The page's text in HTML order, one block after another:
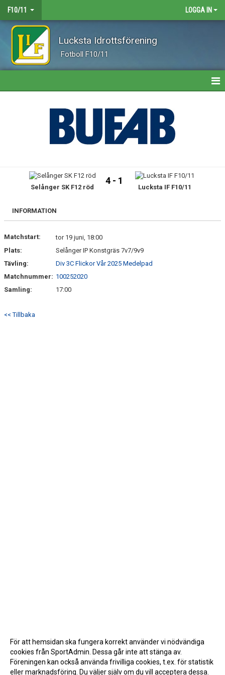
F10/11 LOGGA IN
Lucksta Idrottsförening
Fotboll F10/11
GÄSTBOK
BILDGALLERI
KONTAKT
MATCHER
Selånger SK F12 röd
4 - 1
Lucksta IF F10/11
INFORMATION
Matchstart:
tor 19 juni, 18:00
Plats:
Selånger IP Konstgräs 7v7/9v9
Tävling:
Div 3C Flickor Vår 2025 Medelpad
Matchnummer: 100252020
Samling:
17:00
<< Tillbaka
För att hemsidan ska fungera korrekt använder vi nödvändiga
cookies från SportAdmin. Dessa går inte att stänga av.
Föreningen kan också använda frivilliga cookies, t.ex. för statistik
eller marknadsföring. Du väljer själv om du vill acceptera dessa.